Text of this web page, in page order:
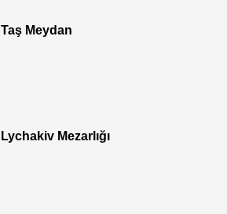
Taş Meydan
Lychakiv Mezarlığı